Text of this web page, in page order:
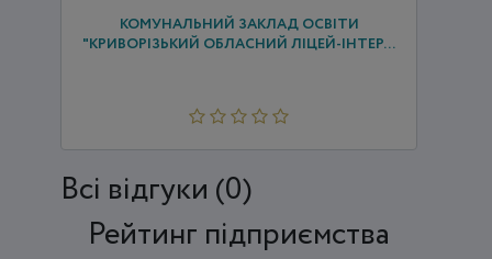
КОМУНАЛЬНИЙ ЗАКЛАД ОСВІТИ
"КРИВОРІЗЬКИЙ ОБЛАСНИЙ ЛІЦЕЙ-ІНТЕР...
Всi відгуки (0)
Рейтинг підприємства